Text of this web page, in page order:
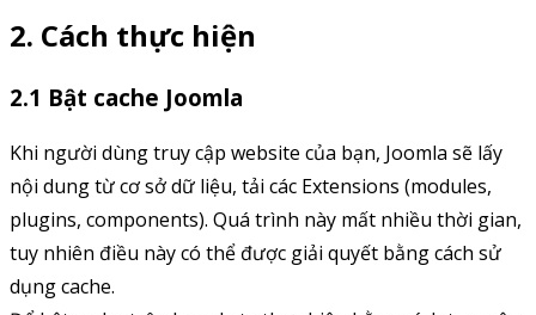
2. Cách thực hiện
2.1 Bật cache Joomla
Khi người dùng truy cập website của bạn, Joomla sẽ lấy
nội dung từ cơ sở dữ liệu, tải các Extensions (modules,
plugins, components). Quá trình này mất nhiều thời gian,
tuy nhiên điều này có thể được giải quyết bằng cách sử
dụng cache.